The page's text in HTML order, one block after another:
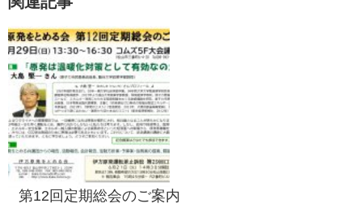
第12回定期総会のご案内